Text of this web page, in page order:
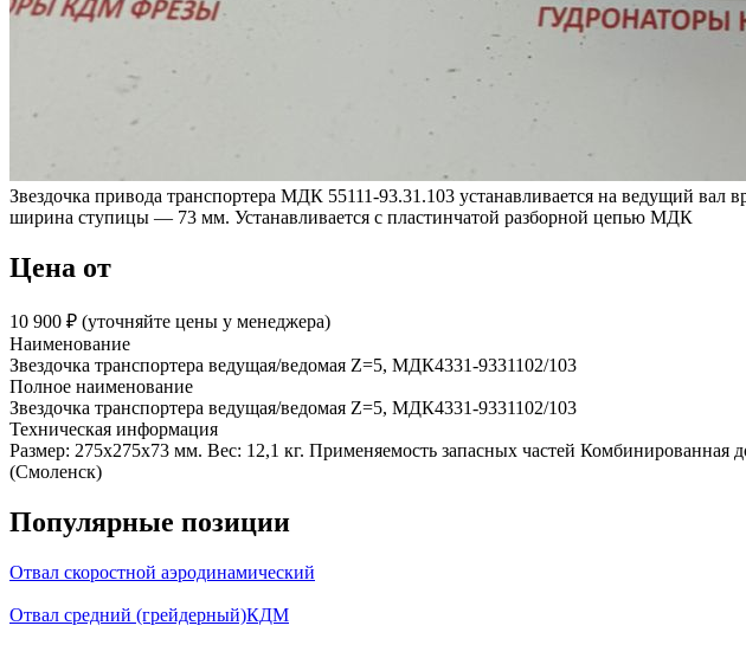
Звездочка привода транспортера МДК 55111-93.31.103 устанавливается на ведущий
ширина ступицы — 73 мм. Устанавливается с пластинчатой разборной цепью МДК
Цена от
10 900 ₽︁ (уточняйте цены у менеджера)
Наименование
Звездочка транспортера ведущая/ведомая Z=5, МДК4331-9331102/103
Полное наименование
Звездочка транспортера ведущая/ведомая Z=5, МДК4331-9331102/103
Техническая информация
Размер: 275х275х73 мм. Вес: 12,1 кг. Применяемость запасных частей
(Смоленск)
Популярные позиции
Отвал скоростной аэродинамический
Отвал средний (грейдерный)КДМ